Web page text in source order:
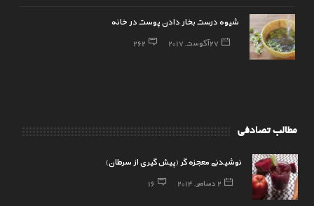
شیوه درست بخار دادن پوست در خانه
27 آگوست, 2017 262
مطالب تصادفی
نوشیدنی معجزه گر (پیش گیری از سرطان)
2 دسامبر, 2014 16